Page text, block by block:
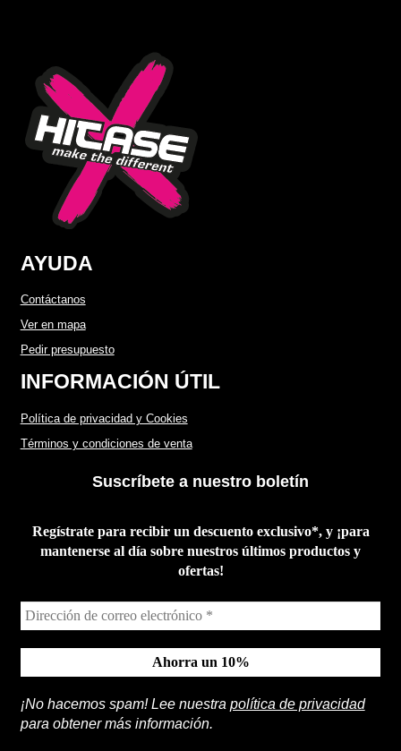
AYUDA
Contáctanos
Ver en mapa
Pedir presupuesto
INFORMACIÓN ÚTIL
Política de privacidad y Cookies
Términos y condiciones de venta
Suscríbete a nuestro boletín
Regístrate para recibir un descuento exclusivo*, y ¡para
mantenerse al día sobre nuestros últimos productos y
ofertas!
¡No hacemos spam! Lee nuestra política de privacidad
para obtener más información.